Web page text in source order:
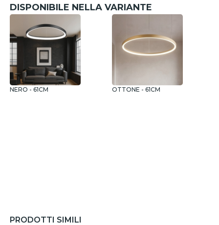
DISPONIBILE NELLA VARIANTE
NERO - 61CM OTTONE - 61CM
PRODOTTI SIMILI